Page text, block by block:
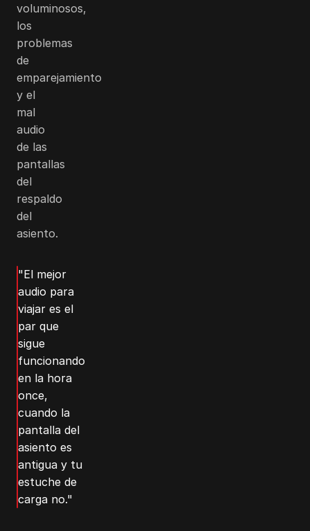
voluminosos,
los
problemas
de
emparejamiento
y el
mal
audio
de las
pantallas
del
respaldo
del
asiento.
"El mejor
audio para
viajar es el
par que
sigue
funcionando
en la hora
once,
cuando la
pantalla del
asiento es
antigua y tu
estuche de
carga no."